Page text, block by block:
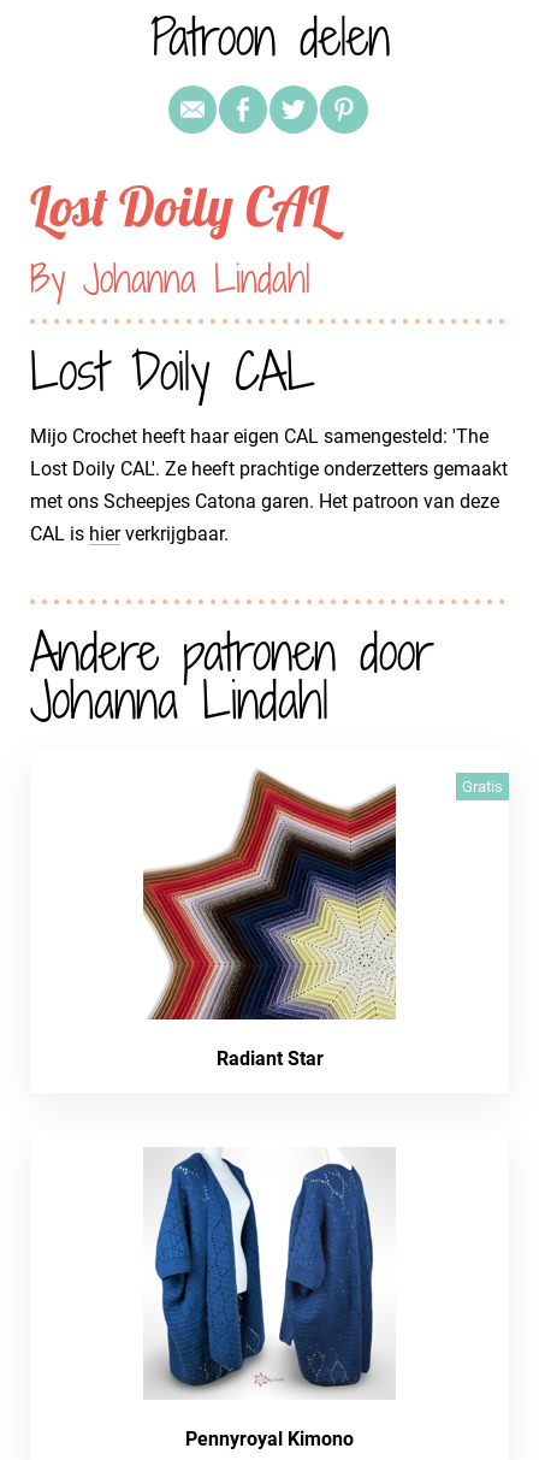
Patroon delen
Lost Doily CAL
By Johanna Lindahl
Lost Doily CAL
Mijo Crochet heeft haar eigen CAL samengesteld: 'The
Lost Doily CAL'. Ze heeft prachtige onderzetters gemaakt
met ons Scheepjes Catona garen. Het patroon van deze
CAL is hierverkrijgbaar.
Andere patronen door
Johanna Lindahl
Gratis
Radiant Star
Pennyroyal Kimono